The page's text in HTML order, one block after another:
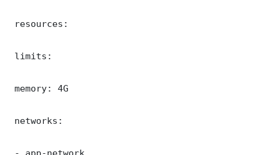
resources:
limits:
memory: 4G
networks:
- app-network